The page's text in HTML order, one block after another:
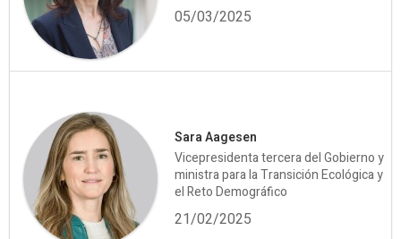
05/03/2025
Sara Aagesen
Vicepresidenta tercera del Gobierno y
ministra para la Transición Ecológica y
el Reto Demográfico
21/02/2025